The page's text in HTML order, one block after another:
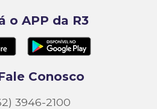
o APP da R3
Conosco
3946-2100